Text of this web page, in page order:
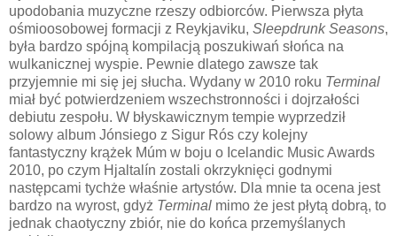
upodobania muzyczne rzeszy odbiorców. Pierwsza płyta
ośmioosobowej formacji z Reykjaviku, Sleepdrunk Seasons,
była bardzo spójną kompilacją poszukiwań słońca na
wulkanicznej wyspie. Pewnie dlatego zawsze tak
przyjemnie mi się jej słucha. Wydany w 2010 roku Terminal
miał być potwierdzeniem wszechstronności i dojrzałości
debiutu zespołu. W błyskawicznym tempie wyprzedził
solowy album Jónsiego z Sigur Rós czy kolejny
fantastyczny krążek Múm w boju o Icelandic Music Awards
2010, po czym Hjaltalín zostali okrzyknięci godnymi
następcami tychże właśnie artystów. Dla mnie ta ocena jest
bardzo na wyrost, gdyż Terminal mimo że jest płytą dobrą, to
jednak chaotyczny zbiór, nie do końca przemyślanych